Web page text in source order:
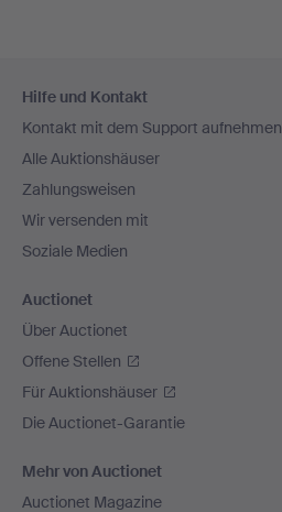
Navigation
Hilfe und Kontakt
Kontakt mit dem Support aufnehmen
Alle Auktionshäuser
Zahlungsweisen
Wir versenden mit
Soziale Medien
Auctionet
Über Auctionet
Offene Stellen
Für Auktionshäuser
Die Auctionet-Garantie
Mehr von Auctionet
Auctionet Magazine